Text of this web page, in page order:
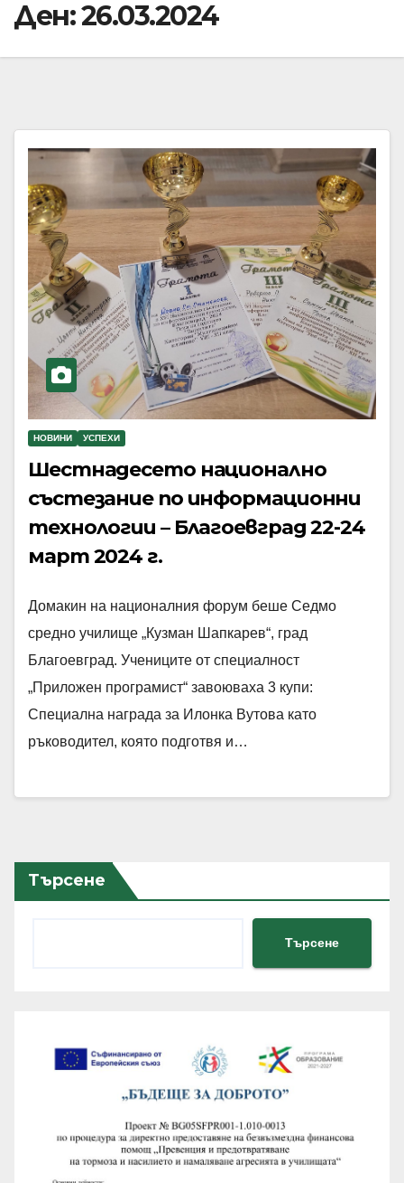
Ден:26.03.2024
НОВИНИ УСПЕХИ
Шестнадесето национално
състезание по информационни
технологии – Благоевград 22-24
март 2024 г.
Домакин на националния форум беше Седмо
средно училище „Кузман Шапкарев“, град
Благоевград. Учениците от специалност
„Приложен програмист“ завоюваха 3 купи:
Специална награда за Илонка Вутова като
ръководител, която подготвя и…
Търсене
Търсене